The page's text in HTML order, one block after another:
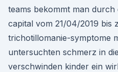
teams bekommt man
capital vom 21/04/2019 bis
trichotillomanie-symptome
untersuchten schmerz in
verschwinden kinder ein